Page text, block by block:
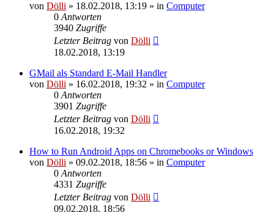
von Dölli » 18.02.2018, 13:19 » in Computer
0 Antworten
3940 Zugriffe
Letzter Beitrag von Dölli
18.02.2018, 13:19
GMail als Standard E-Mail Handler
von Dölli » 16.02.2018, 19:32 » in Computer
0 Antworten
3901 Zugriffe
Letzter Beitrag von Dölli
16.02.2018, 19:32
How to Run Android Apps on Chromebooks or Windows
von Dölli » 09.02.2018, 18:56 » in Computer
0 Antworten
4331 Zugriffe
Letzter Beitrag von Dölli
09.02.2018, 18:56